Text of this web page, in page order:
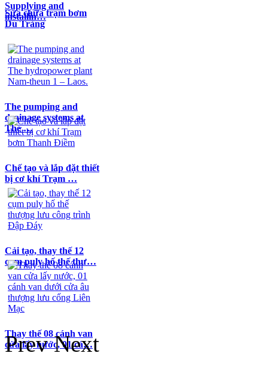
Supplying and
installin…
Sửa chữa trạm bơm
Du Tràng
The pumping and
drainage systems at
The …
Chế tạo và lắp đặt thiết
bị cơ khí Trạm …
Cải tạo, thay thế 12
cụm puly hố thế thư…
Thay thế 08 cánh van
cửa lấy nước, 01 cá…
Prev Next